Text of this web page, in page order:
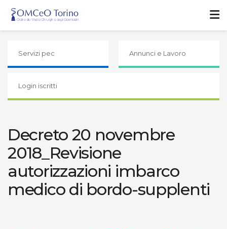
Servizi pec Annunci e Lavoro
Login iscritti
Decreto 20 novembre
2018_Revisione
autorizzazioni imbarco
medico di bordo-supplenti